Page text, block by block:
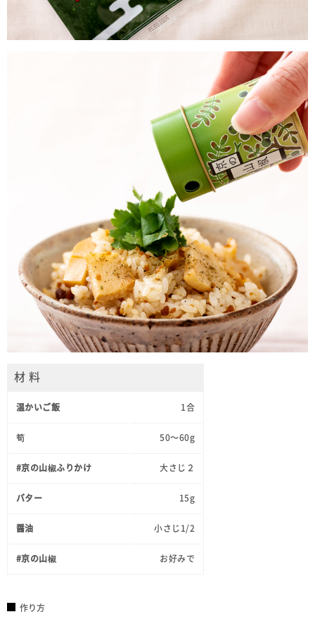
材 料
温かいご飯 1合
筍 50～60g
#京の山椒ふりかけ 大さじ２
バター 15g
醤油 小さじ1/2
#京の山椒 お好みで
作り方